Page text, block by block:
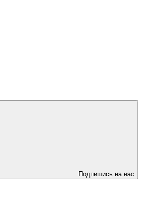
Подпишись на нас